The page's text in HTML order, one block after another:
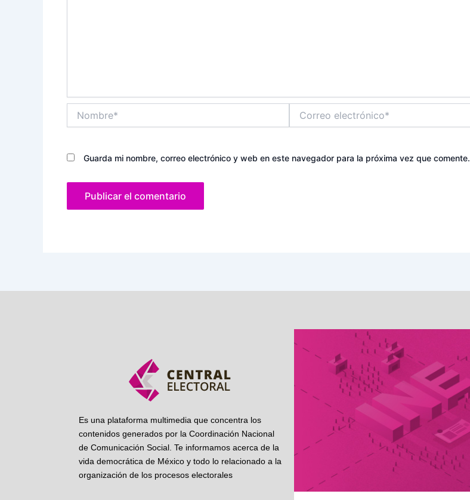
electrónico*
Guarda mi nombre, correo electrónico y web en este navegador para la próxima vez que comente.
Es una plataforma multimedia que concentra los
contenidos generados por la Coordinación Nacional
de Comunicación Social. Te informamos acerca de la
vida democrática de México y todo lo relacionado a la
organización de los procesos electorales